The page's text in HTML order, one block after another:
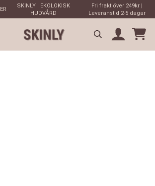
SKINLY | EKOLOKISK
HUDVÅRD
Fri frakt över 249kr |
Leveranstid 2-5 dagar
Search